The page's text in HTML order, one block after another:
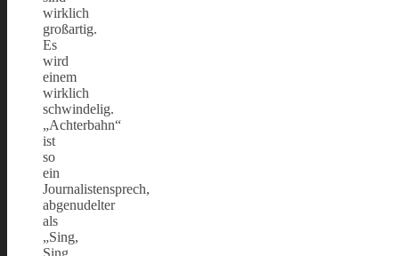
wirklich
großartig.
Es
wird
einem
wirklich
schwindelig.
„Achterbahn“
ist
so
ein
Journalistensprech,
abgenudelter
als
„Sing,
Sing,